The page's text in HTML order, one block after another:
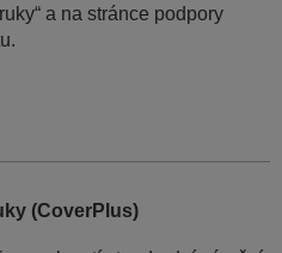
a na stránce podpory
(CoverPlus)